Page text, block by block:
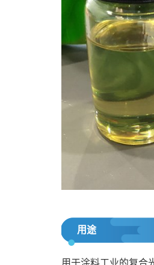
用途
用于涂料工业的复合